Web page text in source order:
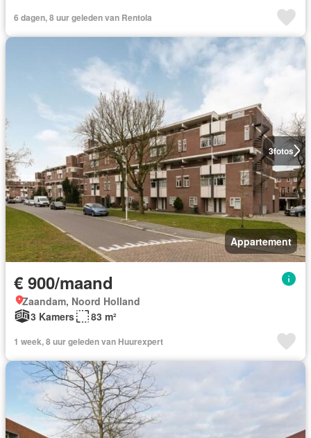
6 dagen, 8 uur geleden van Rentola
3fotos
Appartement
€ 900/maand
Zaandam, Noord Holland
3 Kamers
83 m²
1 week, 8 uur geleden van Huurexpert